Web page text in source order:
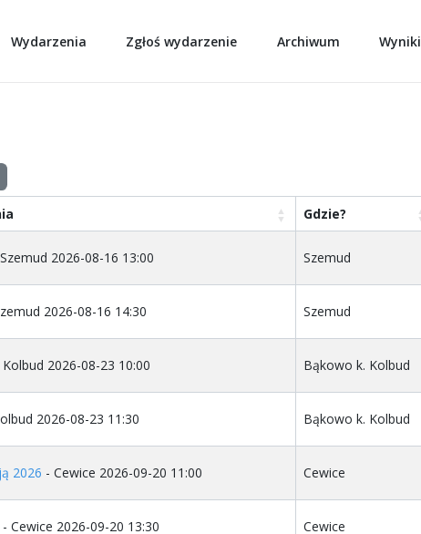
Wydarzenia Zgłoś wydarzenie Archiwum Wyniki
Gdzie?
2026-08-16 13:00 Szemud
2026-08-16 14:30 Szemud
2026-08-23 10:00 Bąkowo k. Kolbud
2026-08-23 11:30 Bąkowo k. Kolbud
2026 - Cewice 2026-09-20 11:00 Cewice
- Cewice 2026-09-20 13:30 Cewice